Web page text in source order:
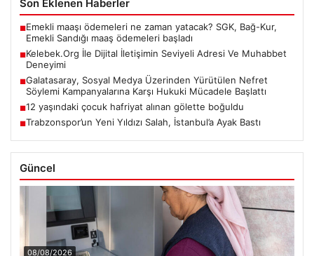
Son Eklenen Haberler
■Emekli maaşı ödemeleri ne zaman yatacak? SGK, Bağ-Kur,
Emekli Sandığı maaş ödemeleri başladı
■Kelebek.Org İle Dijital İletişimin Seviyeli Adresi Ve Muhabbet
Deneyimi
■Galatasaray, Sosyal Medya Üzerinden Yürütülen Nefret
Söylemi Kampanyalarına Karşı Hukuki Mücadele Başlattı
■12 yaşındaki çocuk hafriyat alınan gölette boğuldu
■Trabzonspor’un Yeni Yıldızı Salah, İstanbul’a Ayak Bastı
Güncel
08/08/2026